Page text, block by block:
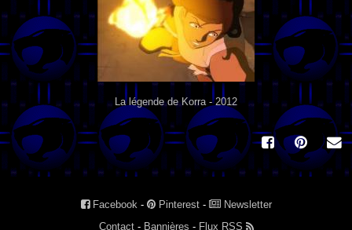
04/07/2026 -Ajout d'un dessin animé
Ajout du dessin animé Vilain Petit Canard (2000) dans la liste.
04/07/2026 -Ajout d'un dessin animé
Ajout du dessin animé Le Noël du vilain petit canard (2003) dans la liste.
La légende de Korra - 2012
Facebook- Pinterest-
Newsletter
Contact- Bannières - Flux RSS